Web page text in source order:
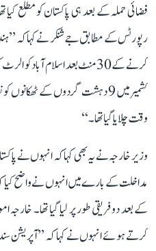
فضائی حملہ کے بعد ہی پاکستان کو مطلع
رپورٹس کے مطابق جے شنکر نے کہا کہ
کرنے کے 30 منٹ بعد اسلام آباد
وقت چلایا گیا تھا۔‘‘
وزیر خارجہ نے یہ بھی کہا کہ انہوں نے
مداخلت کے بارے میں انہوں نے واضح کیا کہ
کے بعد دو فریقی طور پر لیا گیا تھا۔
کرتے ہوئے انہوں نے کہا کہ ’’آپریشن